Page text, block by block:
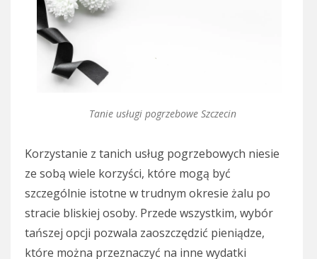
Tanie usługi pogrzebowe Szczecin
Korzystanie z tanich usług pogrzebowych niesie
ze sobą wiele korzyści, które mogą być
szczególnie istotne w trudnym okresie żalu po
stracie bliskiej osoby. Przede wszystkim, wybór
tańszej opcji pozwala zaoszczędzić pieniądze,
które można przeznaczyć na inne wydatki